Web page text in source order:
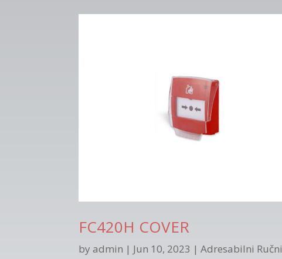
FC420H COVER
byadmin | Jun 10, 2023 |Adresabilni